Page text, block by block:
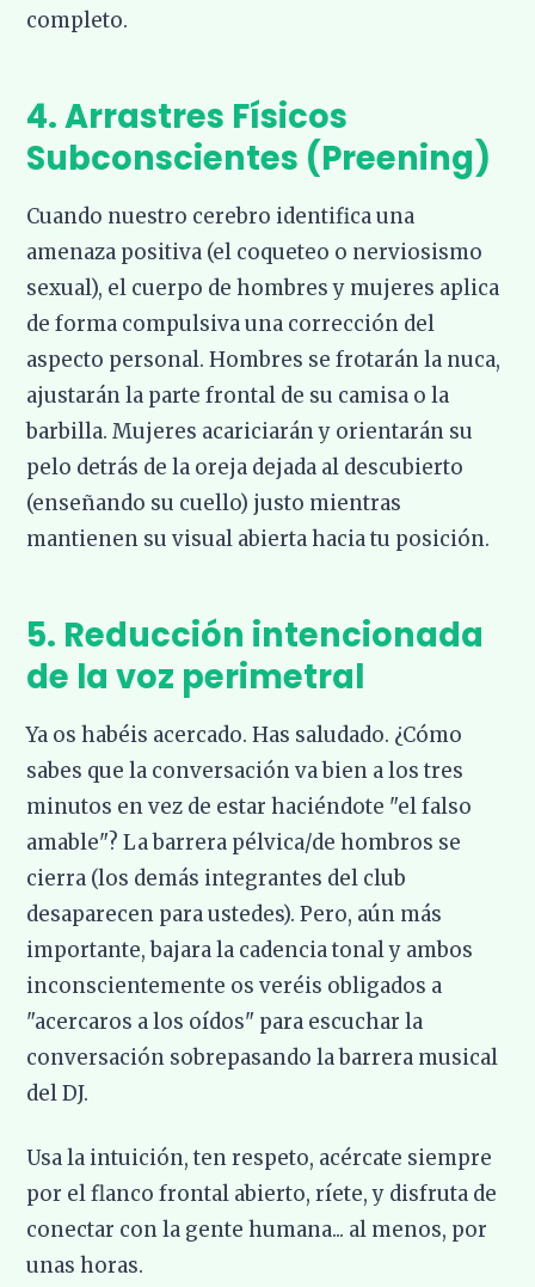
completo.
4. Arrastres Físicos
Subconscientes (Preening)
Cuando nuestro cerebro identifica una
amenaza positiva (el coqueteo o nerviosismo
sexual), el cuerpo de hombres y mujeres aplica
de forma compulsiva una corrección del
aspecto personal. Hombres se frotarán la nuca,
ajustarán la parte frontal de su camisa o la
barbilla. Mujeres acariciarán y orientarán su
pelo detrás de la oreja dejada al descubierto
(enseñando su cuello) justo mientras
mantienen su visual abierta hacia tu posición.
5. Reducción intencionada
de la voz perimetral
Ya os habéis acercado. Has saludado. ¿Cómo
sabes que la conversación va bien a los tres
minutos en vez de estar haciéndote "el falso
amable"? La barrera pélvica/de hombros se
cierra (los demás integrantes del club
desaparecen para ustedes). Pero, aún más
importante, bajara la cadencia tonal y ambos
inconscientemente os veréis obligados a
"acercaros a los oídos" para escuchar la
conversación sobrepasando la barrera musical
del DJ.
Usa la intuición, ten respeto, acércate siempre
por el flanco frontal abierto, ríete, y disfruta de
conectar con la gente humana... al menos, por
unas horas.